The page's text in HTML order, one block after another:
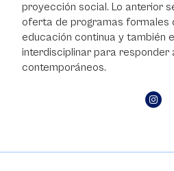
proyección social. Lo anterior
oferta de programas formales
educación continua y también
interdisciplinar para responder
contemporáneos.